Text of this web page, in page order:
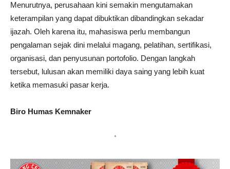
Menurutnya, perusahaan kini semakin mengutamakan
keterampilan yang dapat dibuktikan dibandingkan sekadar
ijazah. Oleh karena itu, mahasiswa perlu membangun
pengalaman sejak dini melalui magang, pelatihan, sertifikasi,
organisasi, dan penyusunan portofolio. Dengan langkah
tersebut, lulusan akan memiliki daya saing yang lebih kuat
ketika memasuki pasar kerja.
Biro Humas Kemnaker
*